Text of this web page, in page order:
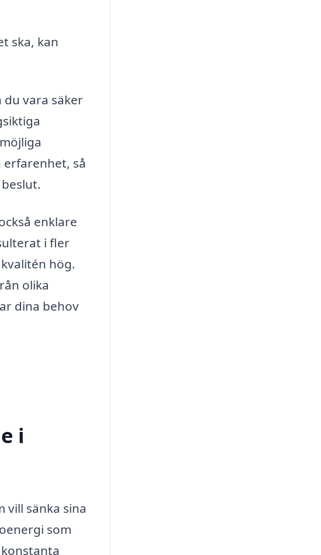
ska, kan
vara säker
erfarenhet, så
enklare
i fler
hög.
olika
dina behov
i
sänka sina
som